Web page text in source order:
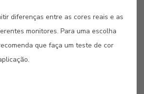
diferenças entre as cores reais e as
monitores. Para uma escolha
que faça um teste de cor